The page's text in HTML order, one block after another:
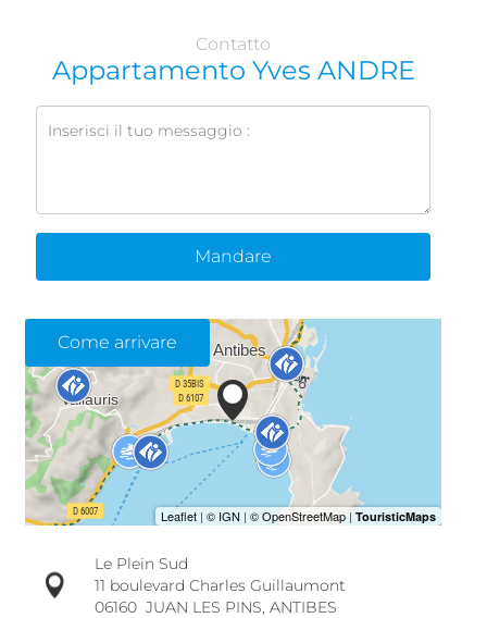
Contatto
Appartamento Yves ANDRE
Mandare
Come arrivare
Le Plein Sud
11 boulevard Charles Guillaumont
06160 JUAN LES PINS, ANTIBES